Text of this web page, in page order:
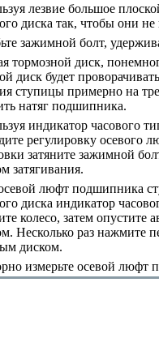
лезвие большое
диска так, чтобы они
зажимной болт,
тормозной диск,
диск будет
ступицы примерно на
натяг подшипника.
индикатор часового
регулировку
затяните зажимной
затягивания.
люфт подшипника
диска индикатор
колесо, затем
Несколько раз нажмите
диском.
измерьте осевой люфт